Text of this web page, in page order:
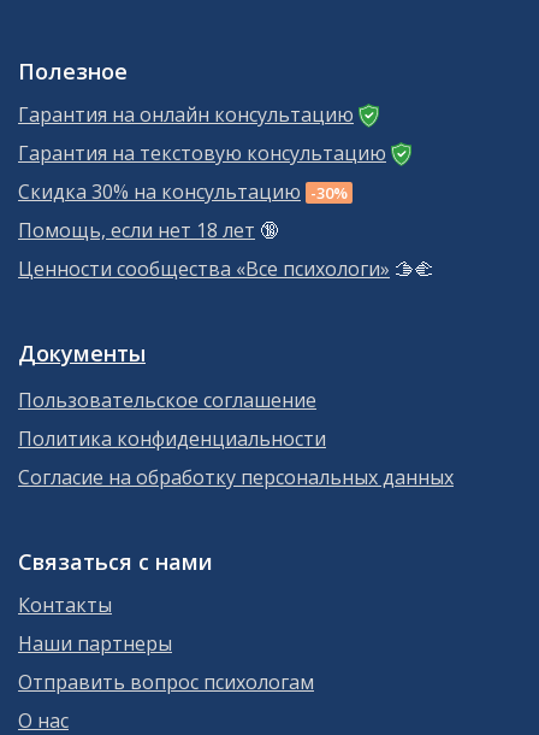
Полезное
Гарантия на онлайн консультацию
Гарантия на текстовую консультацию
Скидка 30% на консультацию -30%
Помощь, если нет 18 лет 🔞
Ценности сообщества «Все психологи» 🫱‍🫲
Документы
Пользовательское соглашение
Политика конфиденциальности
Согласие на обработку персональных данных
Связаться с нами
Контакты
Наши партнеры
Отправить вопрос психологам
О нас